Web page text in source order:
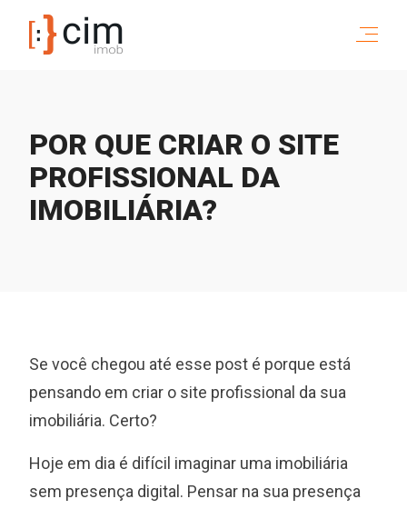
POR QUE CRIAR O SITE
PROFISSIONAL DA
IMOBILIÁRIA?
Se você chegou até esse post é porque está
pensando em criar o site profissional da sua
imobiliária. Certo?
Hoje em dia é difícil imaginar uma imobiliária
sem presença digital. Pensar na sua presença